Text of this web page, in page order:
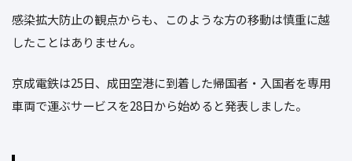
感染拡大防止の観点からも、このような方の移動は慎重に越
したことはありません。
京成電鉄は25日、成田空港に到着した帰国者・入国者を専用
車両で運ぶサービスを28日から始めると発表しました。